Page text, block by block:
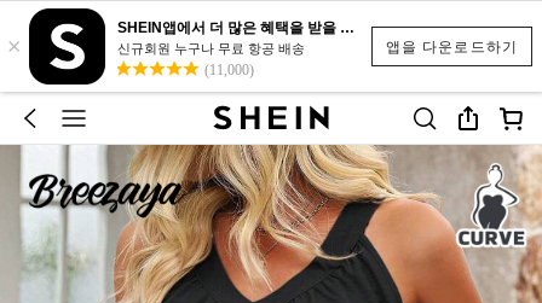
앱을 다운로드하기
×
SHEIN앱에서 더 많은 혜택을 받을 수 있어요.
신규회원 누구나 무료 항공 배송
(11,000)